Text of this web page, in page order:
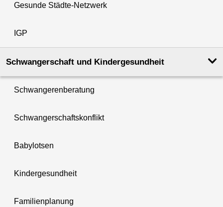
Gesunde Städte-Netzwerk
IGP
Schwanger­schaft und Kinder­­gesundheit
Schwangerenberatung
Schwangerschaftskonflikt
Babylotsen
Kindergesundheit
Familienplanung